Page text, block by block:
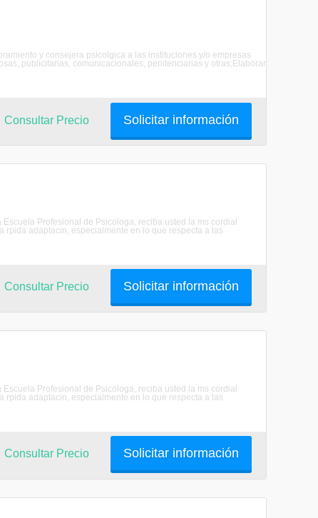
y consejera psicolgica a las instituciones y/o empresas
publicitarias, comunicacionales, penitenciarias y otras;Elaborar
Solicitar información
Consultar Precio
Profesional de Psicologa, reciba usted la ms cordial
adaptacin, especialmente en lo que respecta a las
Solicitar información
Consultar Precio
Profesional de Psicologa, reciba usted la ms cordial
adaptacin, especialmente en lo que respecta a las
Solicitar información
Consultar Precio